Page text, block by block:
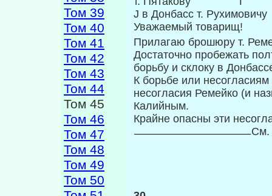
Том 39
Том 40
Том 41
Том 42
Том 43
Том 44
Том 45
Том 46
Том 47
Том 48
Том 49
Том 50
J в Донбасс т.
Уважаемый товарищ!
Прилагаю брошюру т.
Достаточно пробежать
борьбу и склоку в
К борьбе или
несогласия Ремейко (и
Калийным.
Крайне опасны эти
См.